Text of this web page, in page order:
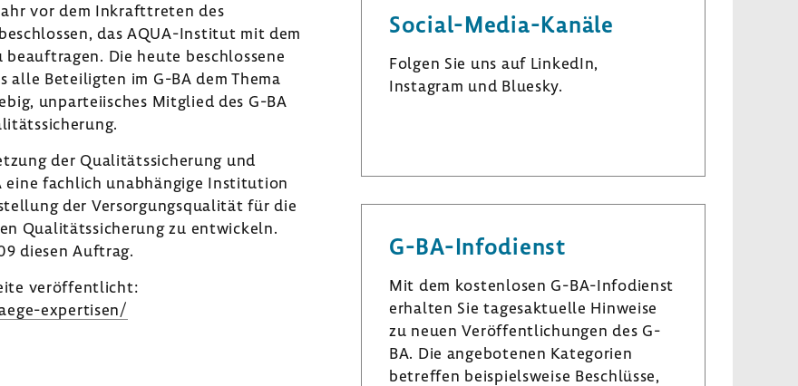
vor dem Inkrafttreten des
das AQUA-Institut mit dem
Die heute beschlossene
alle Beteiligten im G-BA dem Thema
unparteiisches Mitglied des G-BA
der Qualitätssicherung und
eine fachlich unabhängige Institution
der Versorgungsqualität für die
Qualitätssicherung zu entwickeln.
diesen Auftrag.
veröffentlicht:
expertisen/
Social-Media-Kanäle
Folgen Sie uns auf LinkedIn,
Instagram und Bluesky.
n
k
d
n
s
t
g
a
m
u
e
k
G-BA-Infodienst
Mit dem kostenlosen G-BA-Infodienst
erhalten Sie tagesaktuelle Hinweise
zu neuen Veröffentlichungen des G-
BA. Die angebotenen Kategorien
betreffen beispielsweise Beschlüsse,